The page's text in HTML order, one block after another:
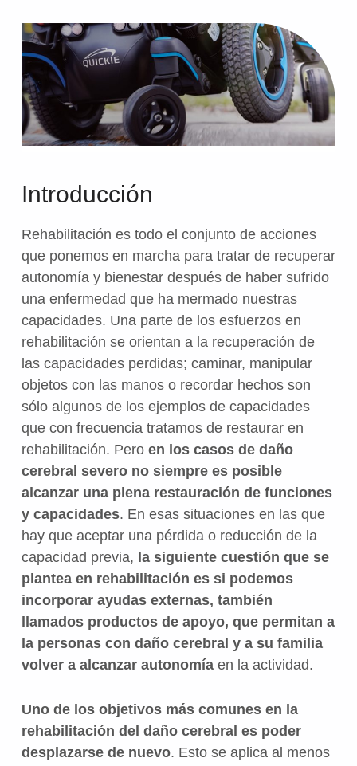
Introducción
Rehabilitación es todo el conjunto de acciones
que ponemos en marcha para tratar de recuperar
autonomía y bienestar después de haber sufrido
una enfermedad que ha mermado nuestras
capacidades. Una parte de los esfuerzos en
rehabilitación se orientan a la recuperación de
las capacidades perdidas; caminar, manipular
objetos con las manos o recordar hechos son
sólo algunos de los ejemplos de capacidades
que con frecuencia tratamos de restaurar en
rehabilitación. Pero en los casos de daño
cerebral severo no siempre es posible
alcanzar una plena restauración de funciones
y capacidades. En esas situaciones en las que
hay que aceptar una pérdida o reducción de la
capacidad previa, la siguiente cuestión que se
plantea en rehabilitación es si podemos
incorporar ayudas externas, también
llamados productos de apoyo, que permitan a
la personas con daño cerebral y a su familia
volver a alcanzar autonomíaen la actividad.
Uno de los objetivos más comunes en la
rehabilitación del daño cerebral es poder
desplazarse de nuevo. Esto se aplica al menos